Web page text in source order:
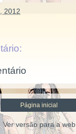
2012
Página inicial
Ver versão para a web